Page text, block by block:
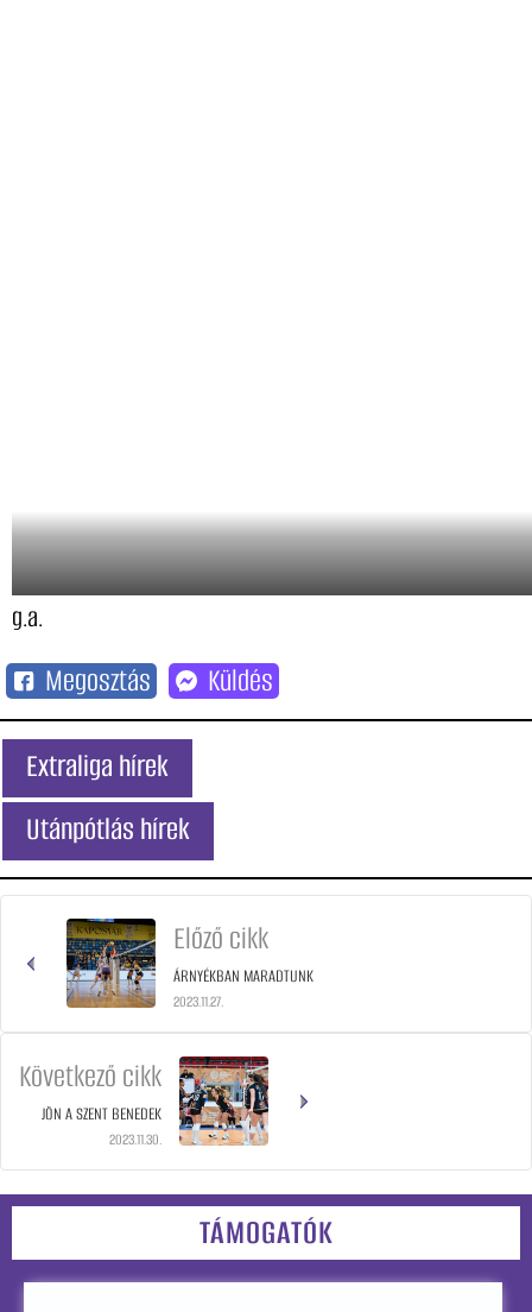
g.a.
Megosztás Küldés
Extraliga hírek
Utánpótlás hírek
Előző cikk
2023.11.27.
ÁRNYÉKBAN MARADTUNK
Következő cikk
2023.11.30.
JÖN A SZENT BENEDEK
TÁMOGATÓK